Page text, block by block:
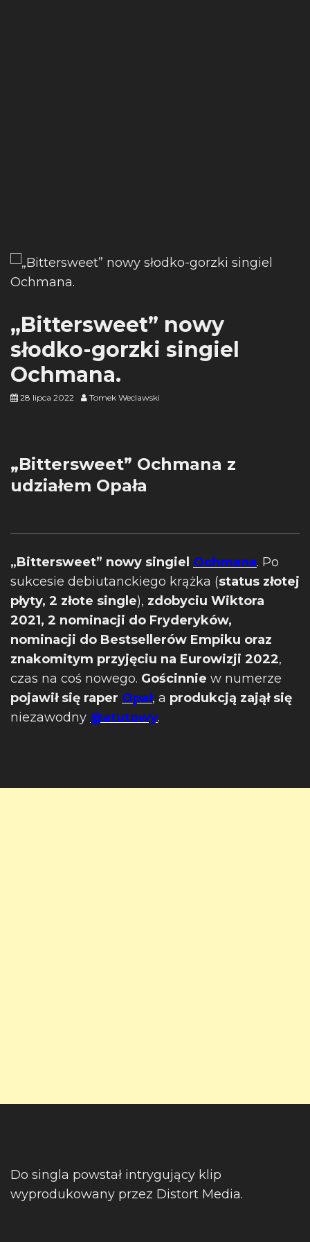
„Bittersweet” nowy
słodko-gorzki singiel
Ochmana.
28 lipca 2022 Tomek Weclawski
„Bittersweet” Ochmana z
udziałem Opała
„Bittersweet” nowy singiel Ochmana. Po
sukcesie debiutanckiego krążka (status złotej
płyty, 2 złote single), zdobyciu Wiktora
2021, 2 nominacji do Fryderyków,
nominacji do Bestsellerów Empiku oraz
znakomitym przyjęciu na Eurowizji 2022,
czas na coś nowego. Gościnnie w numerze
pojawił się raper Opał, a produkcją zajął się
niezawodny @atutowy.
Do singla powstał intrygujący klip
wyprodukowany przez Distort Media.